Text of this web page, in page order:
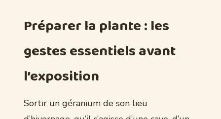
Préparer la plante : les
gestes essentiels avant
l’exposition
Sortir un géranium de son lieu